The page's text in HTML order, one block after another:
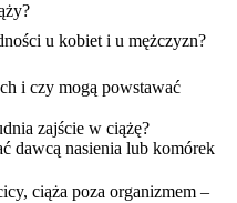
u kobiet i u mężczyzn?
i czy mogą powstawać
zajście w ciążę?
dawcą nasienia lub komórek
ciąża poza organizmem –